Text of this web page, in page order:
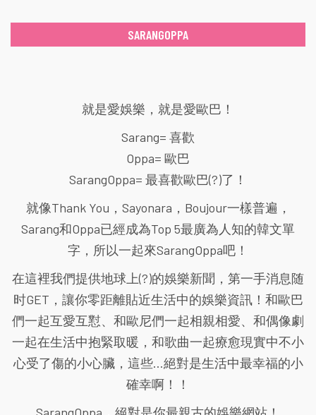
SARANGOPPA
就是愛娛樂，就是愛歐巴！
Sarang= 喜歡
Oppa= 歐巴
SarangOppa= 最喜歡歐巴(?)了！
就像Thank You，Sayonara，Boujour一樣普遍，
Sarang和Oppa已經成為Top 5最廣為人知的韓文單
字，所以一起來SarangOppa吧！
在這裡我們提供地球上(?)的娛樂新聞，第一手消息随
时GET，讓你零距離貼近生活中的娛樂資訊！和歐巴
們一起互愛互懟、和歐尼們一起相親相愛、和偶像劇
一起在生活中抱緊取暖，和歌曲一起療愈現實中不小
心受了傷的小心臟，這些...絕對是生活中最幸福的小
確幸啊！！